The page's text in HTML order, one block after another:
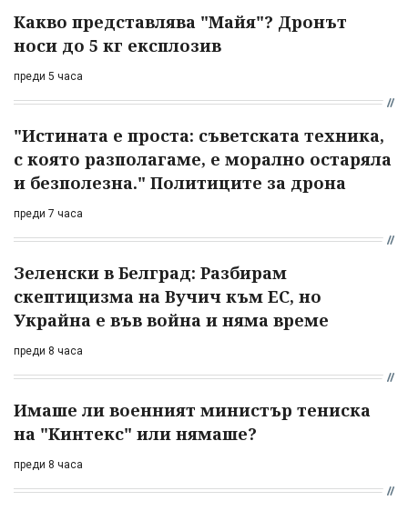
Какво представлява "Майя"? Дронът
носи до 5 кг експлозив
преди 5 часа
"Истината е проста: съветската техника,
с която разполагаме, е морално остаряла
и безполезна." Политиците за дрона
преди 7 часа
Зеленски в Белград: Разбирам
скептицизма на Вучич към ЕС, но
Украйна е във война и няма време
преди 8 часа
Имаше ли военният министър тениска
на "Кинтекс" или нямаше?
преди 8 часа